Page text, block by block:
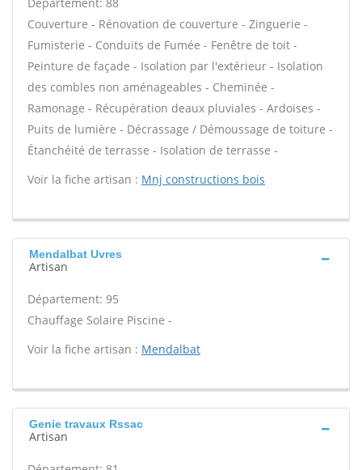
Couverture - Rénovation de couverture - Zinguerie -
Fumisterie - Conduits de Fumée - Fenêtre de toit -
Peinture de façade - Isolation par l'extérieur - Isolation
des combles non aménageables - Cheminée -
Ramonage - Récupération deaux pluviales - Ardoises -
Puits de lumière - Décrassage / Démoussage de toiture -
Étanchéité de terrasse - Isolation de terrasse -
Voir la fiche artisan : Mnj constructions bois
Mendalbat Uvres
Artisan
Département: 95
Chauffage Solaire Piscine -
Voir la fiche artisan : Mendalbat
Genie travaux Rssac
Artisan